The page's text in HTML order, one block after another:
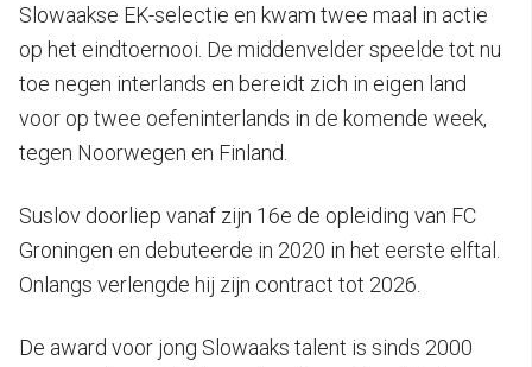
Slowaakse EK-selectie en kwam twee maal in actie
op het eindtoernooi. De middenvelder speelde tot nu
toe negen interlands en bereidt zich in eigen land
voor op twee oefeninterlands in de komende week,
tegen Noorwegen en Finland.
Suslov doorliep vanaf zijn 16e de opleiding van FC
Groningen en debuteerde in 2020 in het eerste elftal.
Onlangs verlengde hij zijn contract tot 2026.
De award voor jong Slowaaks talent is sinds 2000